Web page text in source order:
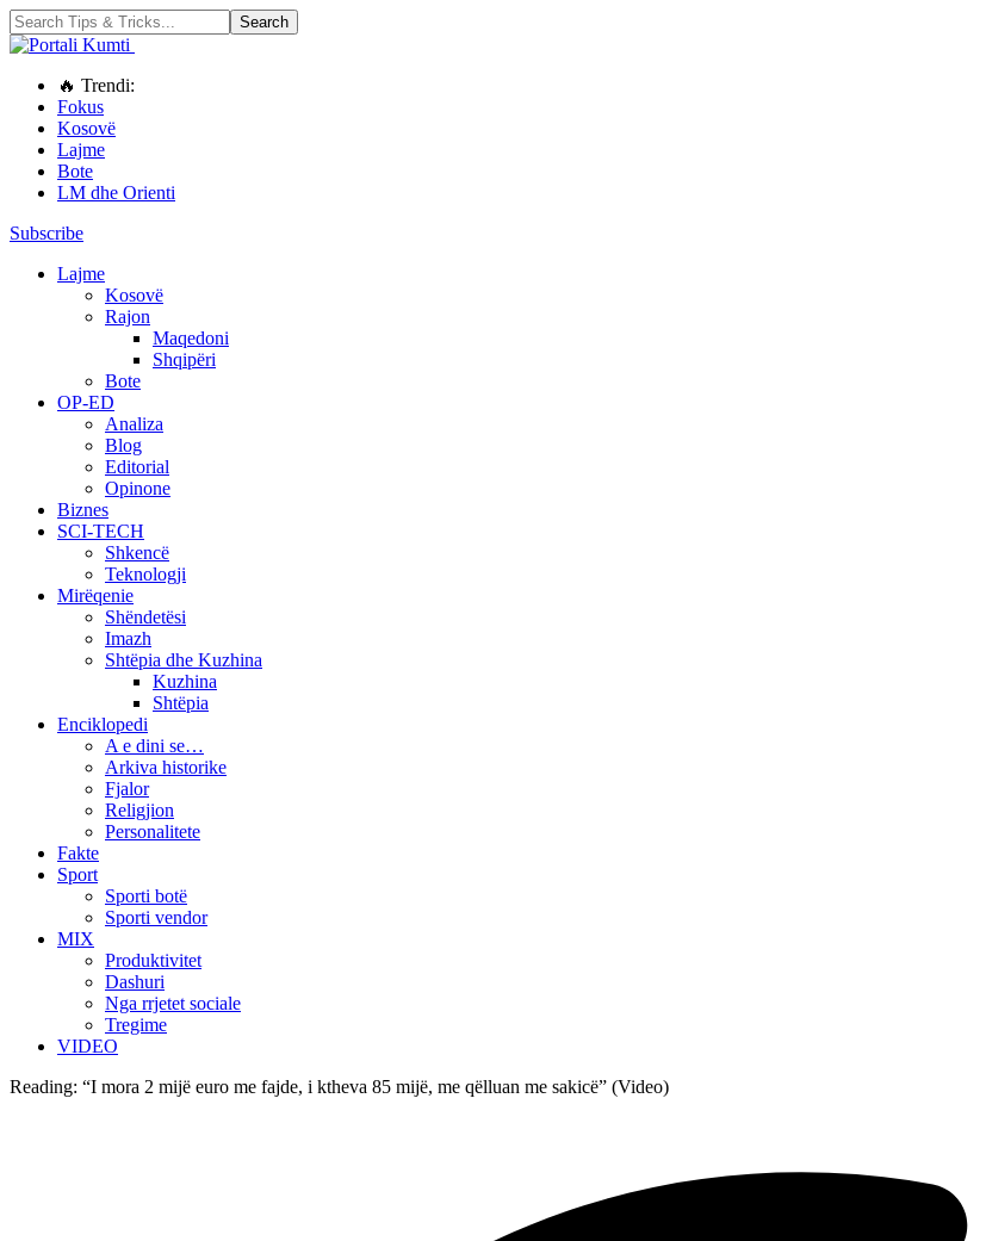
🔥 Trendi:
Fokus
Kosovë
Lajme
Bote
LM dhe Orienti
Subscribe
Lajme
Kosovë
Rajon
Maqedoni
Shqipëri
Bote
OP-ED
Analiza
Blog
Editorial
Opinone
Biznes
SCI-TECH
Shkencë
Teknologji
Mirëqenie
Shëndetësi
Imazh
Shtëpia dhe Kuzhina
Kuzhina
Shtëpia
Enciklopedi
A e dini se…
Arkiva historike
Fjalor
Religjion
Personalitete
Fakte
Sport
Sporti botë
Sporti vendor
MIX
Produktivitet
Dashuri
Nga rrjetet sociale
Tregime
VIDEO
Reading: “I mora 2 mijë euro me fajde, i ktheva 85 mijë, me qëlluan me sakicë” (Video)